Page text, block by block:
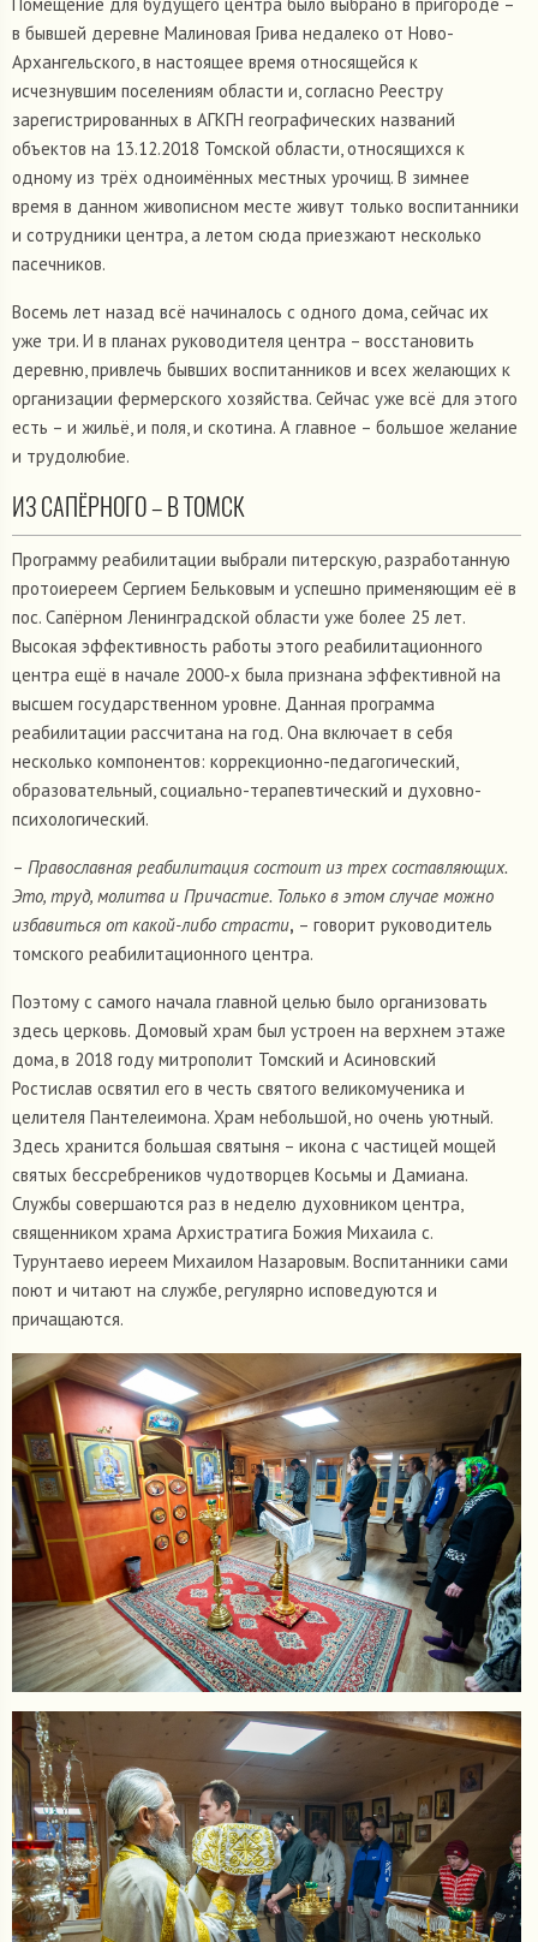
в бывшей деревне Малиновая Грива недалеко от Ново-
Архангельского, в настоящее время относящейся к
исчезнувшим поселениям области и, согласно Реестру
зарегистрированных в АГКГН географических названий
объектов на 13.12.2018 Томской области, относящихся к
одному из трёх одноимённых местных урочищ. В зимнее
время в данном живописном месте живут только воспитанники
и сотрудники центра, а летом сюда приезжают несколько
пасечников.
Восемь лет назад всё начиналось с одного дома, сейчас их
уже три. И в планах руководителя центра – восстановить
деревню, привлечь бывших воспитанников и всех желающих к
организации фермерского хозяйства. Сейчас уже всё для этого
есть – и жильё, и поля, и скотина. А главное – большое желание
и трудолюбие.
ИЗ САПЁРНОГО – В ТОМСК
Программу реабилитации выбрали питерскую, разработанную
протоиереем Сергием Бельковым и успешно применяющим её в
пос. Сапёрном Ленинградской области уже более 25 лет.
Высокая эффективность работы этого реабилитационного
центра ещё в начале 2000-х была признана эффективной на
высшем государственном уровне. Данная программа
реабилитации рассчитана на год. Она включает в себя
несколько компонентов: коррекционно-педагогический,
образовательный, социально-терапевтический и духовно-
психологический.
– Православная реабилитация состоит из трех составляющих.
Это, труд, молитва и Причастие. Только в этом случае можно
избавиться от какой-либо страсти, – говорит руководитель
томского реабилитационного центра.
Поэтому с самого начала главной целью было организовать
здесь церковь. Домовый храм был устроен на верхнем этаже
дома, в 2018 году митрополит Томский и Асиновский
Ростислав освятил его в честь святого великомученика и
целителя Пантелеимона. Храм небольшой, но очень уютный.
Здесь хранится большая святыня – икона с частицей мощей
святых бессребреников чудотворцев Косьмы и Дамиана.
Службы совершаются раз в неделю духовником центра,
священником храма Архистратига Божия Михаила с.
Турунтаево иереем Михаилом Назаровым. Воспитанники сами
поют и читают на службе, регулярно исповедуются и
причащаются.